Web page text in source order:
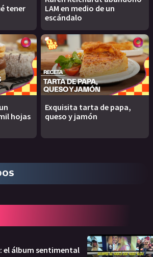
tener
LAM en medio de un
escándalo
hojas
Exquisita tarta de papa,
queso y jamón
el álbum sentimental